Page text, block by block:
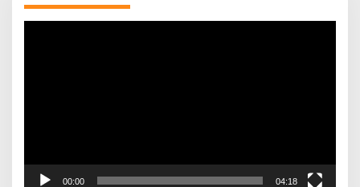
00:00 04:18